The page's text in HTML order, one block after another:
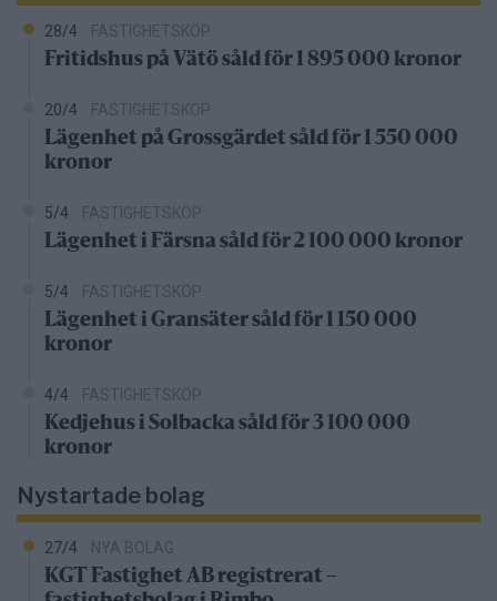
28/4 FASTIGHETSKÖP
Fritidshus på Vätö såld för 1 895 000 kronor
20/4 FASTIGHETSKÖP
Lägenhet på Grossgärdet såld för 1 550 000
kronor
5/4 FASTIGHETSKÖP
Lägenhet i Färsna såld för 2 100 000 kronor
5/4 FASTIGHETSKÖP
Lägenhet i Gransäter såld för 1 150 000
kronor
4/4 FASTIGHETSKÖP
Kedjehus i Solbacka såld för 3 100 000
kronor
Nystartade bolag
27/4 NYA BOLAG
KGT Fastighet AB registrerat –